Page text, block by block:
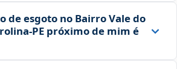
de esgoto no Bairro Vale do
próximo de mim é